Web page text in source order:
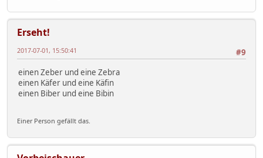
Erseht!
#9
2017-07-01, 15:50:41
einen Zeber und eine Zebra
einen Käfer und eine Käfin
einen Biber und eine Bibin
Einer Person gefällt das.